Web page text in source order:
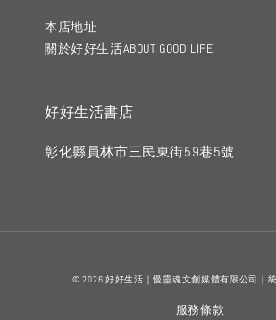
本店地址
關於好好生活ABOUT GOOD LIFE
好好生活書店
彰化縣員林市三民東街59巷5號
© 2026 好好生活｜慢靈魂文創媒體有限公司｜
服務條款